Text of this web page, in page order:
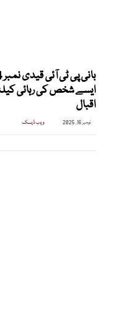
ایسے شخص کی رہائی
اقبال
نومبر 16, 2025 ویب ڈیسک